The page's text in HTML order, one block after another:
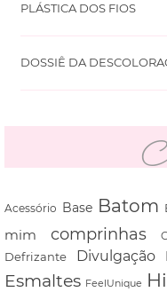
PLÁSTICA DOS FIOS
DOSSIÊ DA
Acessório Base Batom
mim
comprinhas
Defrizante Divulgação
Esmaltes FeelUnique